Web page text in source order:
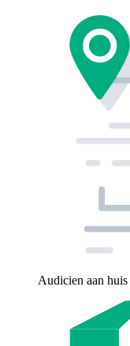
Audicien aan huis